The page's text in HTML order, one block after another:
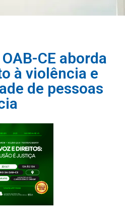
CE aborda
à violência e
de pessoas